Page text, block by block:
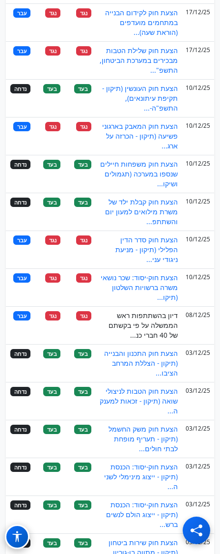
17/12/25
הצעת חוק לקידום הבנייה
במתחמים מועדפים
(הוראת שעה)...
נגד נגד עבר
17/12/25
הצעת חוק שלילת הטבות
מבכירים במערכת הביטחון,
התשפ"...
נגד נגד עבר
10/12/25
הצעת חוק העונשין (תיקון -
תקיפת עיתונאים),
התשפ"ה-...
בעד בעד נדחה
10/12/25
הצעת חוק המאבק בארגוני
פשיעה (תיקון - הכרזה על
ארג...
נגד נגד עבר
10/12/25
הצעת חוק משפחות חיילים
שנספו במערכה (תגמולים
ושיקו...
בעד בעד נדחה
10/12/25
הצעת חוק קבלת ילד של
משרת מילואים למעון יום
והשתתפ...
בעד בעד נדחה
10/12/25
הצעת חוק סדר הדין
הפלילי (תיקון - מניעת
ניגודי עני...
נגד נגד עבר
10/12/25
הצעת חוק-יסוד: שכר נושאי
משרה ברשויות השלטון
(תיקו...
נגד נגד עבר
08/12/25
דיון בהשתתפות ראש
הממשלה על פי בקשתם
של 40 חברי כנ...
נגד נגד עבר
03/12/25
הצעת חוק התכנון והבנייה
(תיקון - הצללת המרחב
הציבו...
בעד בעד נדחה
03/12/25
הצעת חוק הטבות לניצולי
שואה (תיקון - זכאות למענק
ה...
בעד בעד נדחה
03/12/25
הצעת חוק משק החשמל
(תיקון - תעריף מופחת
לבתי חולים...
בעד בעד נדחה
03/12/25
הצעת חוק-יסוד: הכנסת
(תיקון - ייצוג מינימלי לשני
ה...
בעד בעד נדחה
03/12/25
הצעת חוק-יסוד: הכנסת
(תיקון - ייצוג הולם לנשים
ברש...
בעד בעד נדחה
03/12/25
הצעת חוק שירות ביטחון
בעד בעד נדחה